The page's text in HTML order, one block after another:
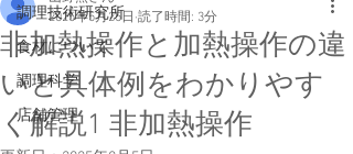
調理技術研究所
食材について
調理科学
店舗管理
非加熱操作と加熱操作の違
いと具体例をわかりやす
く解説1 非加熱操作
2025年5月25日 読了時間: 3分